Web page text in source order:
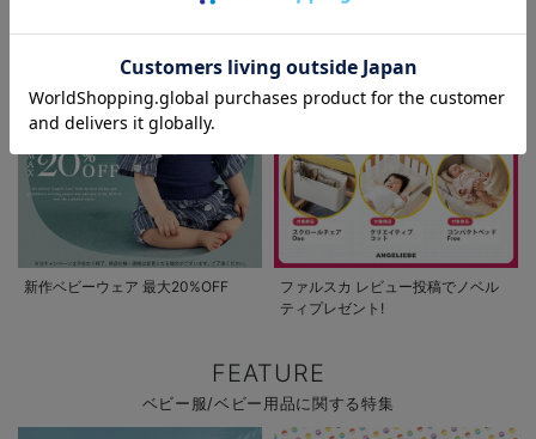
お気に入り商品を確認する
新作ベビーウェア 最大20%OFF
ファルスカ レビュー投稿でノベル
ティプレゼント!
FEATURE
ベビー服/ベビー用品に関する特集